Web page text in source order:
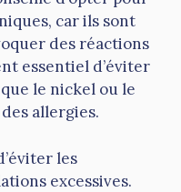
car ils sont
des réactions
essentiel d’éviter
le nickel ou le
allergies.
les
excessives.